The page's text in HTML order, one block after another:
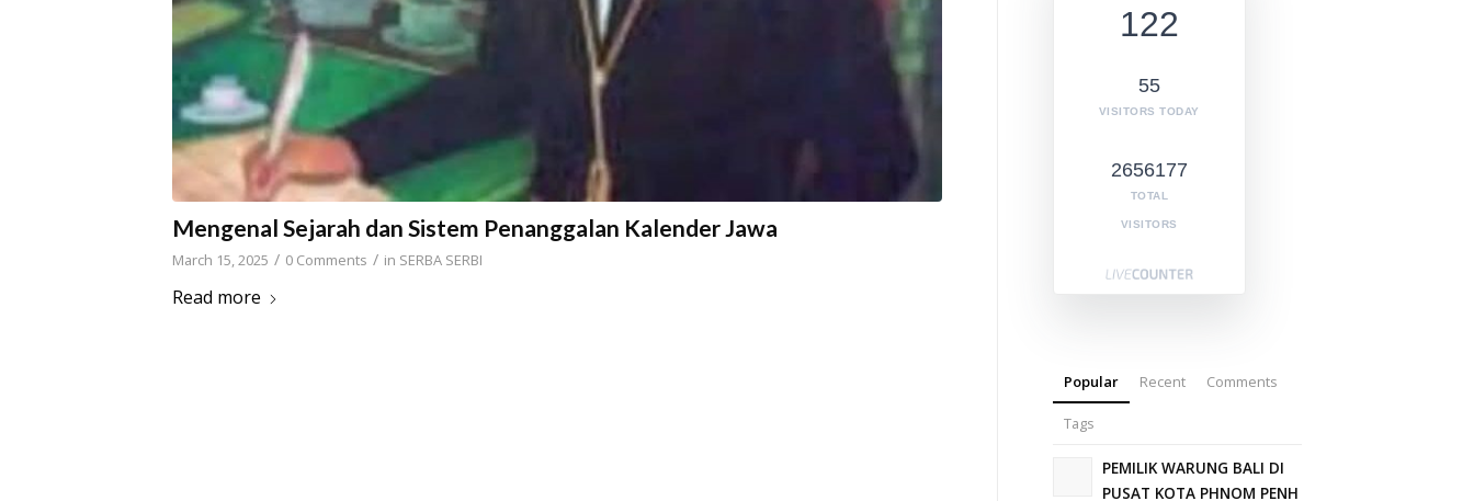
Mengenal Sejarah dan Sistem Penanggalan Kalender Jawa
March 15, 2025 / 0 Comments / in SERBA SERBI
Read more
122
55
VISITORS TODAY
2656177
TOTAL
VISITORS
Popular Recent Comments
Tags
PEMILIK WARUNG BALI DI
PUSAT KOTA PHNOM PENH